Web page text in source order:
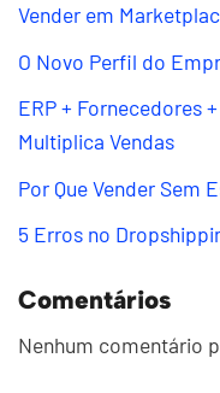
Vender em
O Novo Perfil do
ERP + Fornecedores
Multiplica Vendas
Por Que Vender Sem
5 Erros no
Comentários
Nenhum comentário